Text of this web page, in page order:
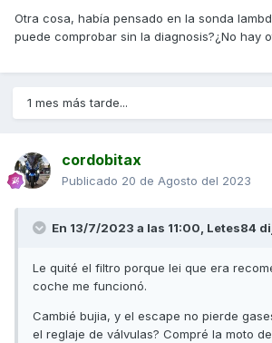
Otra cosa, había pensado en la sonda
puede comprobar sin la diagnosis?¿No hay
1 mes más tarde...
cordobitax
Publicado 20 de Agosto del 2023
En 13/7/2023 a las 11:00, Letes84
Le quité el filtro porque lei que era
coche me funcionó.
Cambié bujia, y el escape no pierde
el reglaje de válvulas? Compré la moto